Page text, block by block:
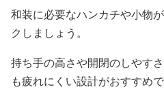
和装に必要なハンカチや小物
クしましょう。
持ち手の高さや開閉のしやす
も疲れにくい設計がおすすめで